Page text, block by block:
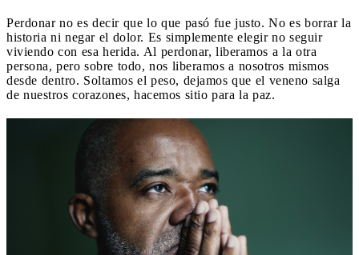
Perdonar no es decir que lo que pasó fue justo. No es borrar la
historia ni negar el dolor. Es simplemente elegir no seguir
viviendo con esa herida. Al perdonar, liberamos a la otra
persona, pero sobre todo, nos liberamos a nosotros mismos
desde dentro. Soltamos el peso, dejamos que el veneno salga
de nuestros corazones, hacemos sitio para la paz.